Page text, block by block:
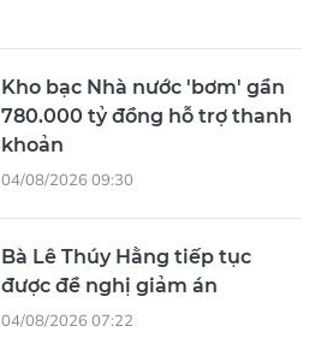
Kho bạc Nhà nước 'bơm' gần
780.000 tỷ đồng hỗ trợ thanh
khoản
04/08/2026 09:30
Bà Lê Thúy Hằng tiếp tục
được đề nghị giảm án
04/08/2026 07:22